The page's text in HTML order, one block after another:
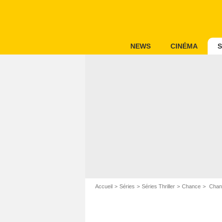
NEWS CINÉMA
Accueil Séries Séries Thriller Chance